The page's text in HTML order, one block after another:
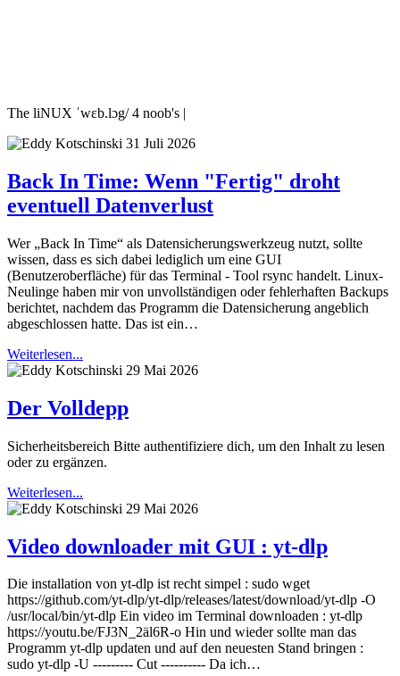
The liNUX ˈwɛb.lɔg/ 4 noob's |
31 Juli 2026
Back In Time: Wenn "Fertig" droht
eventuell Datenverlust
Wer „Back In Time“ als Datensicherungswerkzeug nutzt, sollte
wissen, dass es sich dabei lediglich um eine GUI
(Benutzeroberfläche) für das Terminal - Tool rsync handelt. Linux-
Neulinge haben mir von unvollständigen oder fehlerhaften Backups
berichtet, nachdem das Programm die Datensicherung angeblich
abgeschlossen hatte. Das ist ein…
Weiterlesen...
29 Mai 2026
Der Volldepp
Sicherheitsbereich Bitte authentifiziere dich, um den Inhalt zu lesen
oder zu ergänzen.
Weiterlesen...
29 Mai 2026
Video downloader mit GUI : yt-dlp
Die installation von yt-dlp ist recht simpel : sudo wget
https://github.com/yt-dlp/yt-dlp/releases/latest/download/yt-dlp -O
/usr/local/bin/yt-dlp Ein video im Terminal downloaden : yt-dlp
https://youtu.be/FJ3N_2äl6R-o Hin und wieder sollte man das
Programm yt-dlp updaten und auf den neuesten Stand bringen :
sudo yt-dlp -U --------- Cut ---------- Da ich…